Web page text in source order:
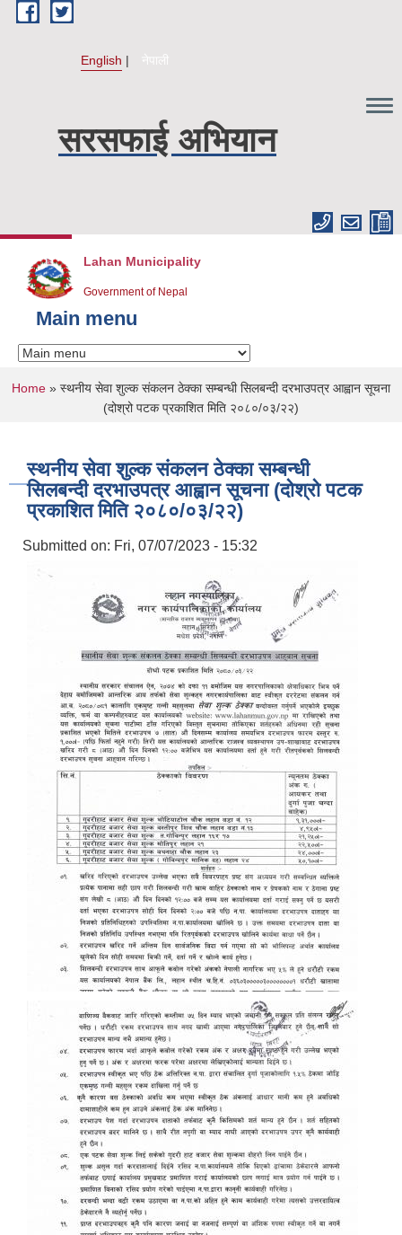
Skip to main content
English नेपाली
सरसफाई अभियान
Lahan Municipality
Government of Nepal
Main menu
You are here
Home » स्थनीय सेवा शुल्क संकलन ठेक्का सम्बन्धी सिलबन्दी दरभाउपत्र आह्वान सूचना
(दोश्रो पटक प्रकाशित मिति २०८०/०३/२२)
स्थनीय सेवा शुल्क संकलन ठेक्का सम्बन्धी
सिलबन्दी दरभाउपत्र आह्वान सूचना (दोश्रो पटक
प्रकाशित मिति २०८०/०३/२२)
Submitted on: Fri, 07/07/2023 - 15:32